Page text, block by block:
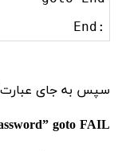
:End
سپس به جای عبارت
goto FAIL